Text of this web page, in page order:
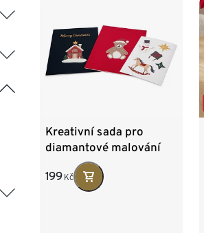
Kreativní sada pro
diamantové malování
199 Kč